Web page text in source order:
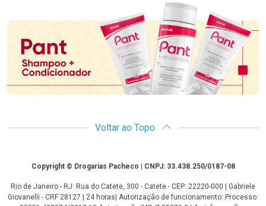
Promoção em Destaque
Voltar ao Topo
CopyrightCopyright © Drogarias Pacheco | CNPJ: 33.438.250/0187-08
Rio de Janeiro - RJ: Rua do Catete, 300 - Catete - CEP: 22220-000 | Gabriele
Giovanelli - CRF 28127 | 24 horas| Autorização de funcionamento: Processo: